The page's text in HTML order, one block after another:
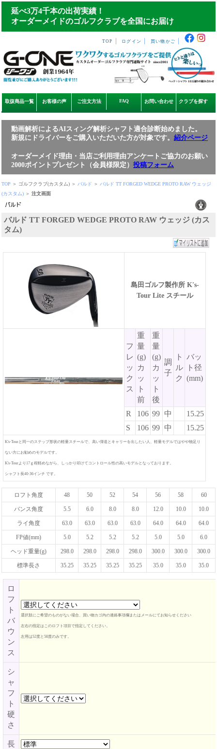
延べ3万4千本の出荷実績！
オーダーメイドのゴルフクラブを全国にお届け
TOP ログイン 買い物かご
取扱商品一覧 お客様の声 ご注文方法 FAQ お問い合わせ クラブを探す
動画解析によるAIスィング解析シャフト適合診断始めました。
新規にドライバーをご購入いただいた方が対象です。 紹介ページ
オーダーメイド理由・当店ご利用理由アンケートご協力のお願い
2000ポイントプレゼント（会員様限定） 投稿フォーム
TOP ＞ ゴルフクラブ(カスタム) ＞ バルド ＞ バルド TT FORGED WEDGE PROTO RAW ウェッジ
(カスタム) ＞ 注文画面
バルド TT FORGED WEDGE PROTO RAW ウェッジ (カス
タム)
島田ゴルフ製作所 K's-
Tour Lite スチール
フ
レ
ッ
ク
ス
重
量
(g)
カ
ッ
ト
前
重
量
(g)
カ
ッ
ト
後
調
子
ト
ル
ク
バッ
ト径
(mm)
R 106 99 中
15.25
S
106 99 中 15.25
K's-Tourと同一のステップ形状の軽量スチールで、高い弾道とキャリーを出したい人、軽量モデルではやや物足り
ない方にお勧めのモデルです。
K's-Tourより17ｇ程軽めながら、しっかり叩けてコントロール性の高いモデルとなっております。
シャフト長40-36インチ です。
ロフト角度 48 50 52 54 56 58 60
バンス角度 5.5 6.0 8.0 8.0 12.0 10.0 10.0
ライ角度 63.0 63.0 63.0 63.0 64.0 64.0 64.0
FP値(mm) 5.0 5.2 5.2 5.2 5.0 5.0 6.0
ヘッド重量(g) 298.0 298.0 298.0 298.0 300.0 300.0 300.0
標準長さ 35.25 35.25 35.25 35.25 35.0 35.0 35.0
ロ
フ
ト
バ
ウ
ン
ス
選択肢にご希望のものがない場合、買い物カゴ内の連絡事項欄またはメールにてお知らせください
左右の指定はこのロフト項目で指定してください。
左用は52度と58度のみです。
シ
ャ
フ
ト
硬
さ
長